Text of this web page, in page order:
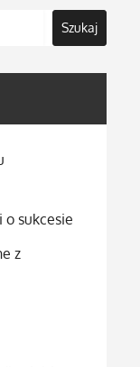
Szukaj
sukcesie
z